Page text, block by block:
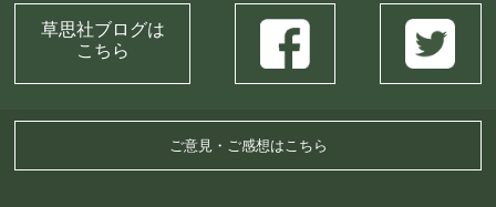
草思社ブログは
こちら
ご意見・ご感想はこちら